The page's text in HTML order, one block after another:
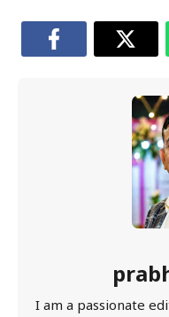
I am a passionate